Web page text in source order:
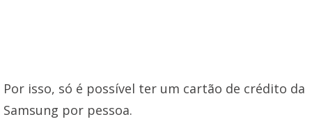
Por isso, só é possível ter um cartão de crédito da
Samsung por pessoa.